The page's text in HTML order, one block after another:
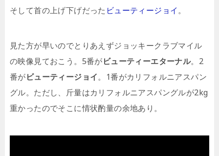
そして首の上げ下げだった ビューティージョイ。
見た方が早いのでとりあえずジョッキークラブマイル
の映像見ておこう。5番がビューティーエターナル。2
番がビューティージョイ。1番がカリフォルニアスパン
グル。ただし、斤量はカリフォルニアスパングルが2kg
重かったのでそこに情状酌量の余地あり。